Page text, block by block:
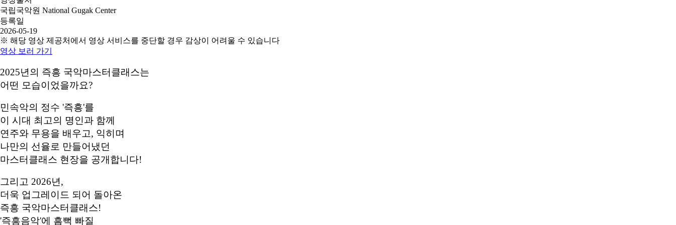
국립국악원 National Gugak Center
등록일
2026-05-19
※ 해당 영상 제공처에서 영상 서비스를 중단할 경우 감상이 어려울 수 있습니다
영상 보러 가기
2025년의 즉흥 국악마스터클래스는
어떤 모습이었을까요?
민속악의 정수 '즉흥'를
이 시대 최고의 명인과 함께
연주와 무용을 배우고, 익히며
나만의 선율로 만들어냈던
마스터클래스 현장을 공개합니다!
그리고 2026년,
더욱 업그레이드 되어 돌아온
즉흥 국악마스터클래스!
'즉흥음악'에 흠뻑 빠질